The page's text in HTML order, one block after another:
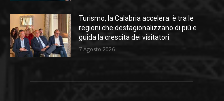
Turismo, la Calabria accelera: è tra le
regioni che destagionalizzano di più e
guida la crescita dei visitatori
7 Agosto 2026